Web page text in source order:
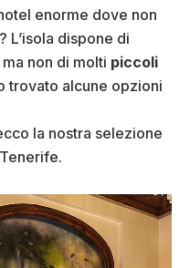
enorme dove non
L’isola dispone di
non di molti piccoli
trovato alcune opzioni
la nostra selezione